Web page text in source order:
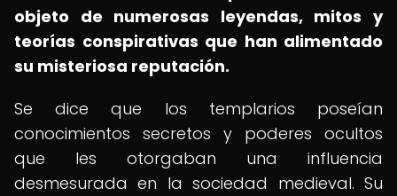
objeto de numerosas leyendas, mitos y
teorías conspirativas que han alimentado
su misteriosa reputación.
Se dice que los templarios poseían
conocimientos secretos y poderes ocultos
que les otorgaban una influencia
desmesurada en la sociedad medieval. Su